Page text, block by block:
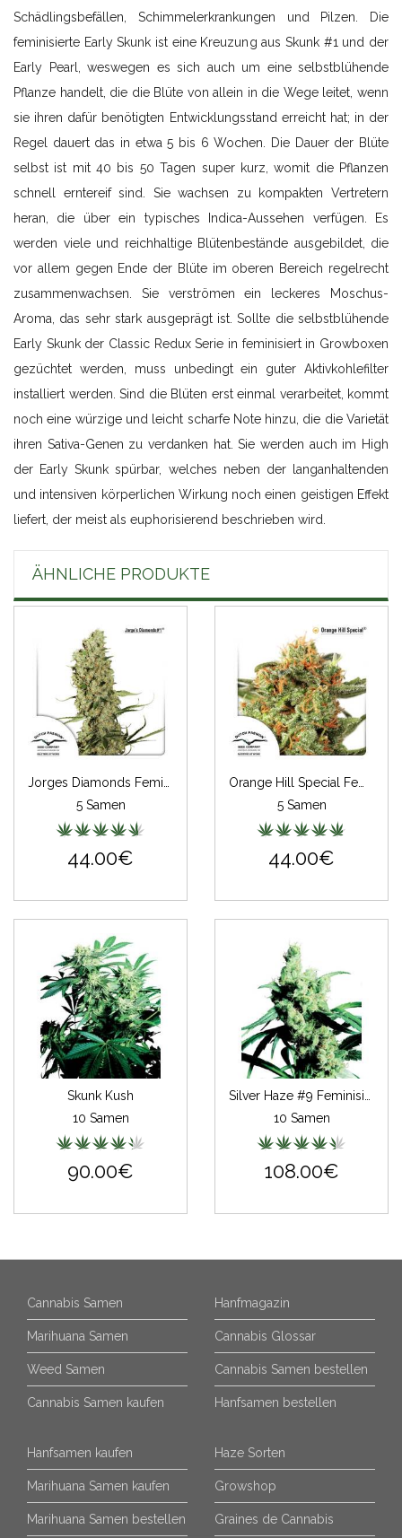
Schädlingsbefällen, Schimmelerkrankungen und Pilzen. Die
feminisierte Early Skunk ist eine Kreuzung aus Skunk #1 und der
Early Pearl, weswegen es sich auch um eine selbstblühende
Pflanze handelt, die die Blüte von allein in die Wege leitet, wenn
sie ihren dafür benötigten Entwicklungsstand erreicht hat; in der
Regel dauert das in etwa 5 bis 6 Wochen. Die Dauer der Blüte
selbst ist mit 40 bis 50 Tagen super kurz, womit die Pflanzen
schnell erntereif sind. Sie wachsen zu kompakten Vertretern
heran, die über ein typisches Indica-Aussehen verfügen. Es
werden viele und reichhaltige Blütenbestände ausgebildet, die
vor allem gegen Ende der Blüte im oberen Bereich regelrecht
zusammenwachsen. Sie verströmen ein leckeres Moschus-
Aroma, das sehr stark ausgeprägt ist. Sollte die selbstblühende
Early Skunk der Classic Redux Serie in feminisiert in Growboxen
gezüchtet werden, muss unbedingt ein guter Aktivkohlefilter
installiert werden. Sind die Blüten erst einmal verarbeitet, kommt
noch eine würzige und leicht scharfe Note hinzu, die die Varietät
ihren Sativa-Genen zu verdanken hat. Sie werden auch im High
der Early Skunk spürbar, welches neben der langanhaltenden
und intensiven körperlichen Wirkung noch einen geistigen Effekt
liefert, der meist als euphorisierend beschrieben wird.
ÄHNLICHE PRODUKTE
5 Samen
44.00€
5 Samen
44.00€
Skunk Kush
10 Samen
90.00€
10 Samen
108.00€
Cannabis Samen
Marihuana Samen
Weed Samen
Cannabis Samen kaufen
Hanfmagazin
Cannabis Glossar
Cannabis Samen bestellen
Hanfsamen bestellen
Hanfsamen kaufen
Marihuana Samen kaufen
Marihuana Samen bestellen
Haze Sorten
Growshop
Graines de Cannabis